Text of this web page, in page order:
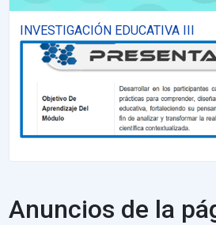
INVESTIGACIÓN EDUCATIVA III
Anuncios de la